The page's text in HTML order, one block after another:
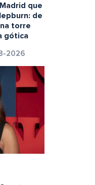
que
de
torre
gótica
2026